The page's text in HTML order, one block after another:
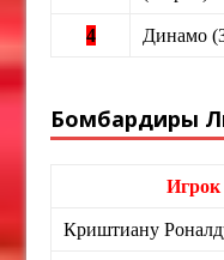
4 Динамо
Бомбардиры
Игрок
Криштиану